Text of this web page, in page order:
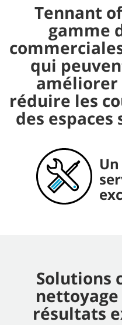
Tennant
gamme
qui
améliorer
réduire les
des
Solutions
nettoyage
résultats